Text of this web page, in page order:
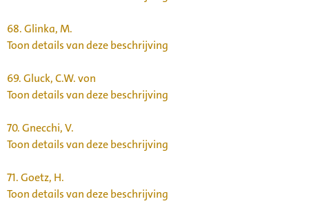
68.Glinka, M.
Toon details van deze beschrijving
69.Gluck, C.W. von
Toon details van deze beschrijving
70.Gnecchi, V.
Toon details van deze beschrijving
71.Goetz, H.
Toon details van deze beschrijving